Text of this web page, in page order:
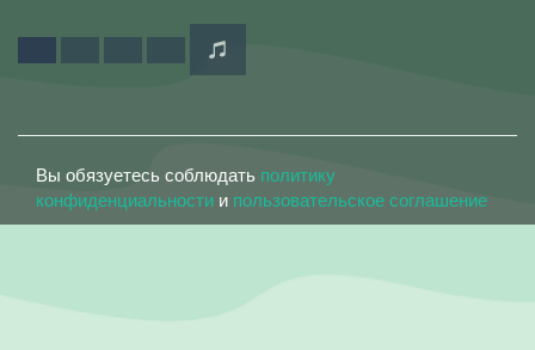
Вы обязуетесь соблюдать политику
конфиденциальности и пользовательское соглашение